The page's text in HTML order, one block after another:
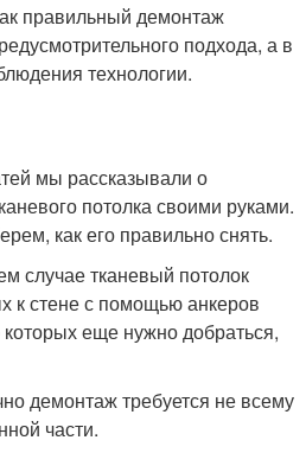
правильный демонтаж
подхода, а в
технологии.
мы рассказывали о
потолка своими руками.
как его правильно снять.
случае тканевый потолок
к стене с помощью анкеров
еще нужно добраться,
демонтаж требуется не всему
части.